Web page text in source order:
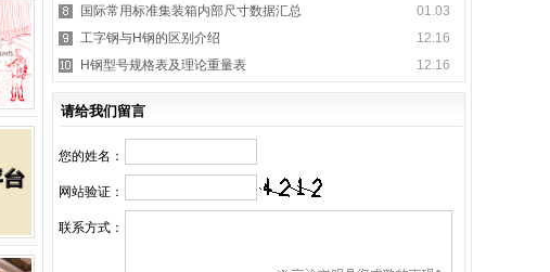
01.03
国际常用标准集装箱内部尺寸数据汇总
12.16
工字钢与H钢的区别介绍
12.16
H钢型号规格表及理论重量表
请给我们留言
您的姓名：
网站验证：
联系方式：